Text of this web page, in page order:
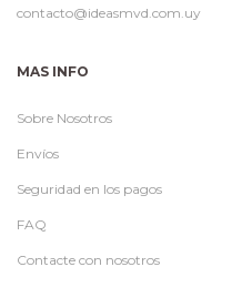
contacto@ideasmvd.com.uy
MAS INFO
Sobre Nosotros
Envíos
Seguridad en los pagos
FAQ
Contacte con nosotros